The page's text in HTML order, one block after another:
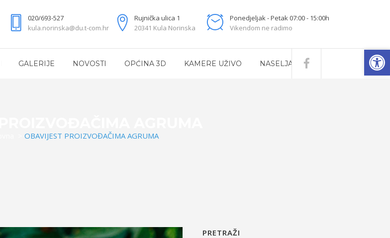
020/693-527
kula.norinska@du.t-com.hr
Rujnička ulica 1
20341 Kula Norinska
Ponedjeljak - Petak 07:00 - 15:00h
Vikendom ne radimo
GALERIJE NOVOSTI OPĆINA 3D KAMERE UŽIVO NASELJA
OBAVIJEST PROIZVOĐAČIMA AGRUMA
PRETRAŽI